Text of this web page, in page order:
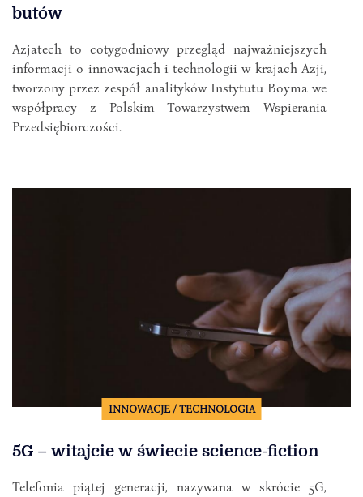
butów
Azjatech to cotygodniowy przegląd najważniejszych
informacji o innowacjach i technologii w krajach Azji,
tworzony przez zespół analityków Instytutu Boyma we
współpracy z Polskim Towarzystwem Wspierania
Przedsiębiorczości.
INNOWACJE / TECHNOLOGIA
5G – witajcie w świecie science-fiction
Telefonia piątej generacji, nazywana w skrócie 5G,